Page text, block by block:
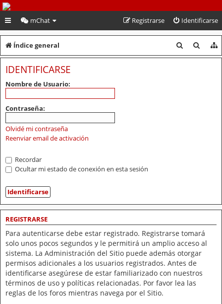
PeruVoley.com
mChat Identificarse
Registrarse
Índice general
u
u
IDENTIFICARSE
Nombre de Usuario:
Contraseña:
Olvidé mi contraseña
Reenviar email de activación
Recordar
Ocultar mi estado de conexión en esta sesión
REGISTRARSE
Para autenticarse debe estar registrado. Registrarse tomará
solo unos pocos segundos y le permitirá un amplio acceso al
sistema. La Administración del Sitio puede además otorgar
permisos adicionales a los usuarios registrados. Antes de
identificarse asegúrese de estar familiarizado con nuestros
términos de uso y políticas relacionadas. Por favor lea las
reglas de los foros mientras navega por el Sitio.